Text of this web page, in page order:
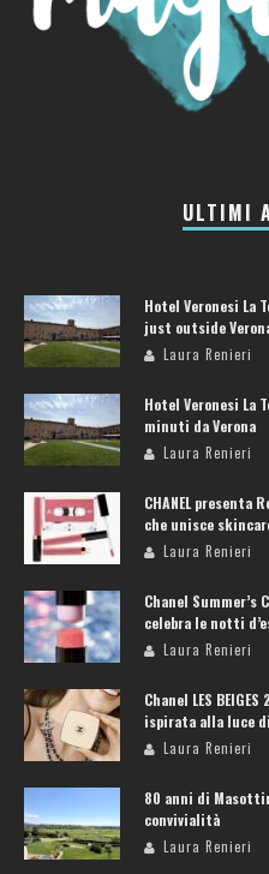
ULTIMI
Hotel Veronesi La
just outside
Laura Renieri
Hotel Veronesi La
minuti da Verona
Laura Renieri
CHANEL presenta
che unisce
Laura Renieri
Chanel
celebra le notti
Laura Renieri
Chanel LES
ispirata alla luce
Laura Renieri
80 anni di
convivialità
Laura Renieri